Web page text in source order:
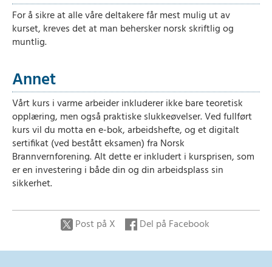
For å sikre at alle våre deltakere får mest mulig ut av
kurset, kreves det at man behersker norsk skriftlig og
muntlig.
Annet
Vårt kurs i varme arbeider inkluderer ikke bare teoretisk
opplæring, men også praktiske slukkeøvelser. Ved fullført
kurs vil du motta en e-bok, arbeidshefte, og et digitalt
sertifikat (ved bestått eksamen) fra Norsk
Brannvernforening. Alt dette er inkludert i kursprisen, som
er en investering i både din og din arbeidsplass sin
sikkerhet.
Post på X Del på Facebook